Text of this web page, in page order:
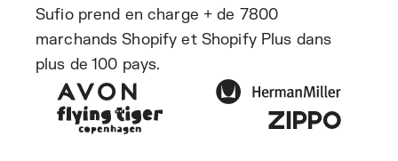
Sufio prend en charge + de 7800
marchands Shopify et Shopify Plus dans
plus de 100 pays.